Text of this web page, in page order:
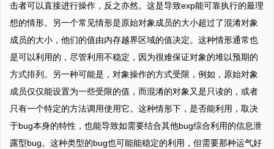
击者可以直接进行操作，反之亦然。这是导致exp能可靠执行的最理
想的情形。另一个常见情形是原始对象成员的大小超过了混淆对象
成员的大小，他们的值由内存越界区域的值决定。这种情形通常也
是可以利用的，尽管利用不稳定，因为很难保证对象的堆以预期的
方式排列。另一种可能是，对象操作的方式受限，例如，原始对象
成员仅仅能设置为一些受限的值，而混淆的对象又是只读的，或者
只有一个特定的方法调用使用它。这种情形下，是否能利用，取决
于bug本身的特性，也能导致如需要结合其他bug综合利用的信息泄
露型bug。这种类型的bug也可能能稳定的利用，但需要那种运气好